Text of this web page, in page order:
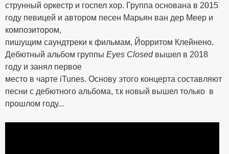
струнный оркестр и госпел хор. Группа основана в 2015
году певицей и автором песен Марьян ван дер Меер и
композитором,
пишущим саундтреки к фильмам, Йорритом Клейнено.
Дебютный альбом группы Eyes Closed вышел в 2018
году и занял первое
место в чарте iTunes. Основу этого концерта составляют
песни с дебютного альбома, т.к новый вышел только в
прошлом году...